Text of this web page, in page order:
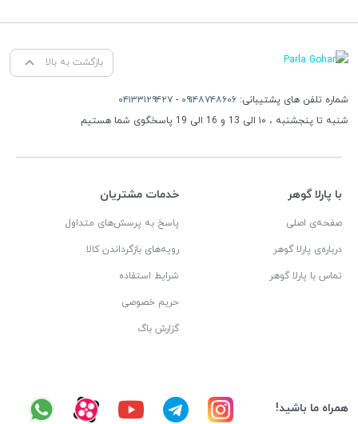
بازگشت به بالا
شماره تلفن های پشتیبانی: ۰۹۱۴۸۷۴۸۶۰۶ - ۰۴۱۳۳۱۲۹۴۲۷
شنبه تا پنجشنبه ، ۱۰ الی 13 و 16 الی 19 پاسخگوی شما هستیم
با پارلا گوهر
صفحه‌ی اصلی
درباره‌ی پارلا گوهر
تماس با پارلا گوهر
خدمات مشتریان
پاسخ به پرسش‌های متداول
رویه‌های بازگرداندن کالا
شرایط استفاده
حریم خصوصی
گزارش باگ
همراه ما باشید!